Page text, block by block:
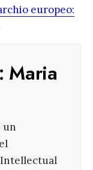
europeo:
Maria
un